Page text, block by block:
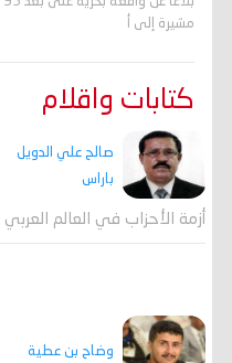
مشيرة إلى أ
كتابات واقلام
صالح علي الدويل
باراس
أزمة الأحزاب في العالم العربي
وضاح بن عطية